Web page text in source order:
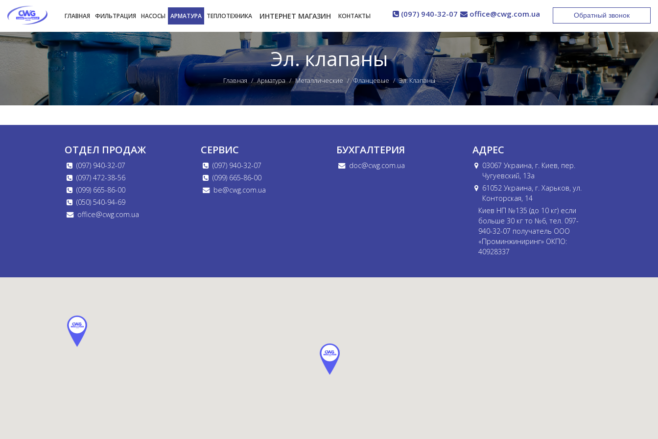
ГЛАВНАЯ ФИЛЬТРАЦИЯ НАСОСЫ АРМАТУРА ТЕПЛОТЕХНИКА ИНТЕРНЕТ МАГАЗИН КОНТАКТЫ (097) 940-32-07 office@cwg.com.ua Обратный звонок
Эл. клапаны
Главная Арматура Металлические Фланцевые Эл. Клапаны
ОТДЕЛ ПРОДАЖ
(097) 940-32-07
(097) 472-38-56
(099) 665-86-00
(050) 540-94-69
office@cwg.com.ua
СЕРВИС
(097) 940-32-07
(099) 665-86-00
be@cwg.com.ua
БУХГАЛТЕРИЯ
doc@cwg.com.ua
АДРЕС
03067 Украина, г. Киев, пер.
Чугуевский, 13а
61052 Украина, г. Харьков, ул.
Конторская, 14
Киев НП №135 (до 10 кг) если
больше 30 кг то №6, тел. 097-
940-32-07 получатель ООО
«Проминжиниринг» ОКПО:
40928337